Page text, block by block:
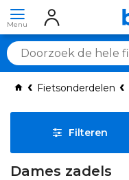
Fietsonderdelen
Filteren
Dames zadels